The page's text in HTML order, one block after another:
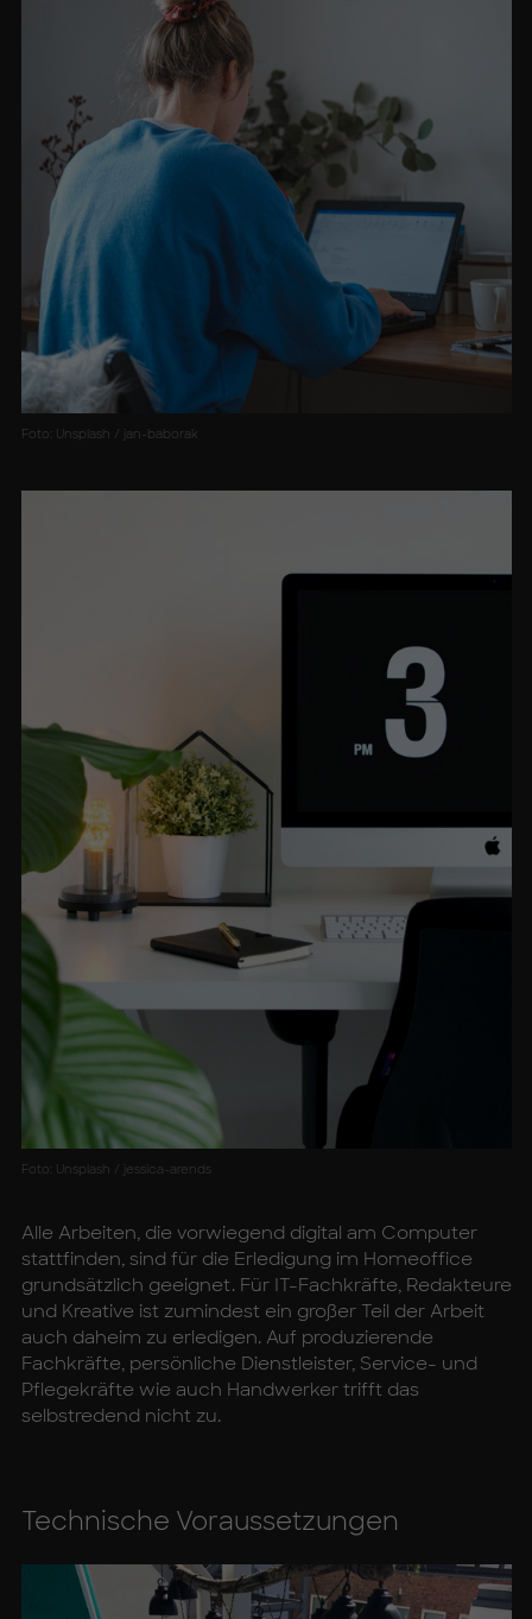
Foto: Unsplash / jan-baborak
Foto: Unsplash / jessica-arends
Alle Arbeiten, die vorwiegend digital am Computer
stattfinden, sind für die Erledigung im Homeoffice
grundsätzlich geeignet. Für IT-Fachkräfte, Redakteure
und Kreative ist zumindest ein großer Teil der Arbeit
auch daheim zu erledigen. Auf produzierende
Fachkräfte, persönliche Dienstleister, Service- und
Pflegekräfte wie auch Handwerker trifft das
selbstredend nicht zu.
Tech­ni­sche Vor­aus­set­zun­gen